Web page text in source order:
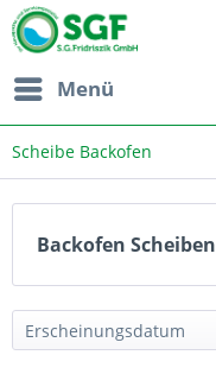
Menü
Scheibe Backofen
Backofen Scheiben